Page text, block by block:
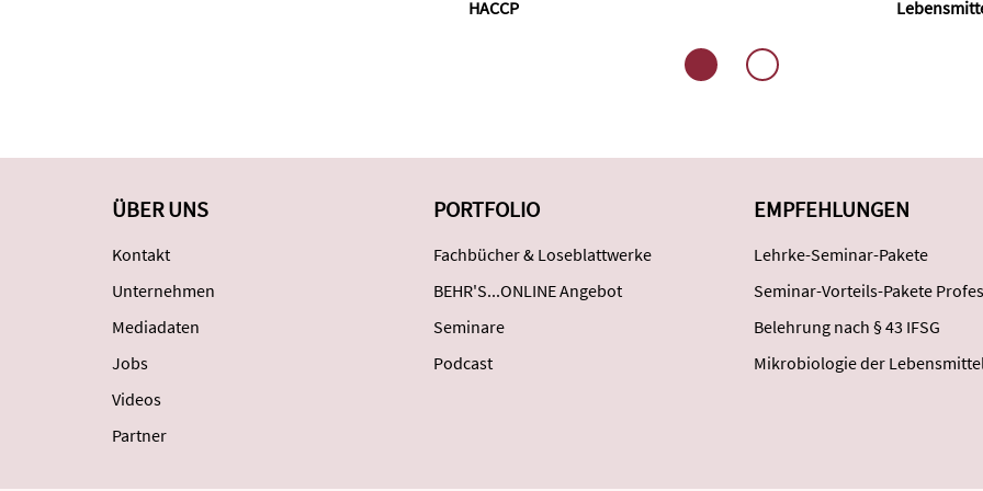
HACCP
ÜBER UNS
Kontakt
Unternehmen
Mediadaten
Jobs
Videos
Partner
PORTFOLIO
Fachbücher & Loseblattwerke
BEHR'S...ONLINE Angebot
Seminare
Podcast
EMPFEHLUNGEN
Lehrke-Seminar-Pakete
Seminar-Vorteils-Pakete
Belehrung nach § 43 IFSG
Mikrobiologie der